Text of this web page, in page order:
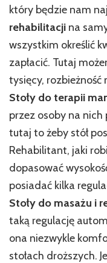
który będzie nam
rehabilitacji na
wszystkim określić
zapłacić. Tutaj
tysięcy, rozbieżność
Stoły do terapii
przez osoby na
tutaj to żeby stół
Rehabilitant, jaki
dopasować
posiadać kilka
Stoły do masażu i
taką regulację
ona niezwykle
stołach droższych.